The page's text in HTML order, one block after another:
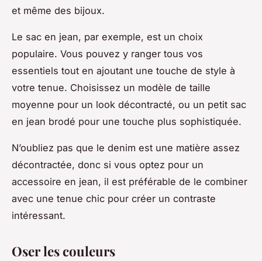
et même des bijoux.
Le sac en jean, par exemple, est un choix
populaire. Vous pouvez y ranger tous vos
essentiels tout en ajoutant une touche de style à
votre tenue. Choisissez un modèle de taille
moyenne pour un look décontracté, ou un petit sac
en jean brodé pour une touche plus sophistiquée.
N’oubliez pas que le denim est une matière assez
décontractée, donc si vous optez pour un
accessoire en jean, il est préférable de le combiner
avec une tenue chic pour créer un contraste
intéressant.
Oser les couleurs